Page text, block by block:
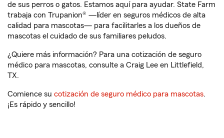
de sus perros o gatos. Estamos aquí para ayudar. State Farm
trabaja con Trupanion® —líder en seguros médicos de alta
calidad para mascotas— para facilitarles a los dueños de
mascotas el cuidado de sus familiares peludos.
¿Quiere más información? Para una cotización de seguro
médico para mascotas, consulte a Craig Lee en Littlefield,
TX.
Comience su cotización de seguro médico para mascotas.
¡Es rápido y sencillo!